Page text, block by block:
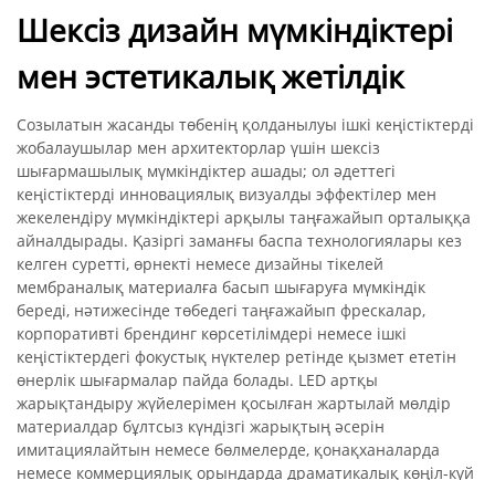
Шексіз дизайн мүмкіндіктері
мен эстетикалық жетілдік
Созылатын жасанды төбенің қолданылуы ішкі кеңістіктерді
жобалаушылар мен архитекторлар үшін шексіз
шығармашылық мүмкіндіктер ашады; ол әдеттегі
кеңістіктерді инновациялық визуалды эффектілер мен
жекелендіру мүмкіндіктері арқылы таңғажайып орталыққа
айналдырады. Қазіргі заманғы баспа технологиялары кез
келген суретті, өрнекті немесе дизайны тікелей
мембраналық материалға басып шығаруға мүмкіндік
береді, нәтижесінде төбедегі таңғажайып фрескалар,
корпоративті брендинг көрсетілімдері немесе ішкі
кеңістіктердегі фокустық нүктелер ретінде қызмет ететін
өнерлік шығармалар пайда болады. LED артқы
жарықтандыру жүйелерімен қосылған жартылай мөлдір
материалдар бұлтсыз күндізгі жарықтың әсерін
имитациялайтын немесе бөлмелерде, қонақханаларда
немесе коммерциялық орындарда драматикалық көңіл-күй